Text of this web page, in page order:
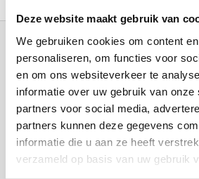
Deze website maakt gebruik van
We gebruiken cookies om content
personaliseren, om functies voor
en om ons websiteverkeer te
informatie over uw gebruik van onze
partners voor social media,
partners kunnen deze gegevens
informatie die u aan ze heeft
verzameld op basis van uw gebruik
Hulp nodig?
Op werkdagen bereikbaar van
Bel +31 (0) 23 302 00 80
Direct antwoord
Mail ons